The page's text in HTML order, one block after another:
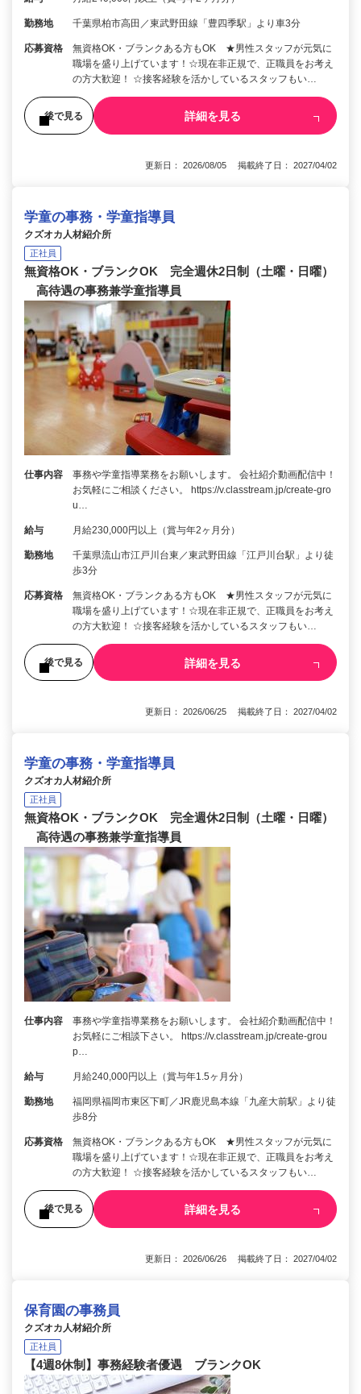
勤務地 千葉県柏市高田／東武野田線「豊四季駅」より車3分
応募資格
無資格OK・ブランクある方もOK ★男性スタッフが元気に
職場を盛り上げています！☆現在非正規で、正職員をお考え
の方大歓迎！ ☆接客経験を活かしているスタッフもい…
後で見る 詳細を見る
更新日： 2026/08/05 掲載終了日： 2027/04/02
学童の事務・学童指導員
クズオカ人材紹介所
正社員
無資格OK・ブランクOK 完全週休2日制（土曜・日曜）
高待遇の事務兼学童指導員
仕事内容
事務や学童指導業務をお願いします。 会社紹介動画配信中！
お気軽にご相談ください。 https://v.classtream.jp/create-gro
u…
給与 月給230,000円以上（賞与年2ヶ月分）
勤務地
千葉県流山市江戸川台東／東武野田線「江戸川台駅」より徒
歩3分
応募資格
無資格OK・ブランクある方もOK ★男性スタッフが元気に
職場を盛り上げています！☆現在非正規で、正職員をお考え
の方大歓迎！ ☆接客経験を活かしているスタッフもい…
後で見る 詳細を見る
更新日： 2026/06/25 掲載終了日： 2027/04/02
学童の事務・学童指導員
クズオカ人材紹介所
正社員
無資格OK・ブランクOK 完全週休2日制（土曜・日曜）
高待遇の事務兼学童指導員
仕事内容
事務や学童指導業務をお願いします。 会社紹介動画配信中！
お気軽にご相談下さい。 https://v.classtream.jp/create-grou
p…
給与 月給240,000円以上（賞与年1.5ヶ月分）
勤務地
福岡県福岡市東区下町／JR鹿児島本線「九産大前駅」より徒
歩8分
応募資格
無資格OK・ブランクある方もOK ★男性スタッフが元気に
職場を盛り上げています！☆現在非正規で、正職員をお考え
の方大歓迎！ ☆接客経験を活かしているスタッフもい…
後で見る 詳細を見る
更新日： 2026/06/26 掲載終了日： 2027/04/02
保育園の事務員
クズオカ人材紹介所
正社員
【4週8休制】事務経験者優遇 ブランクOK